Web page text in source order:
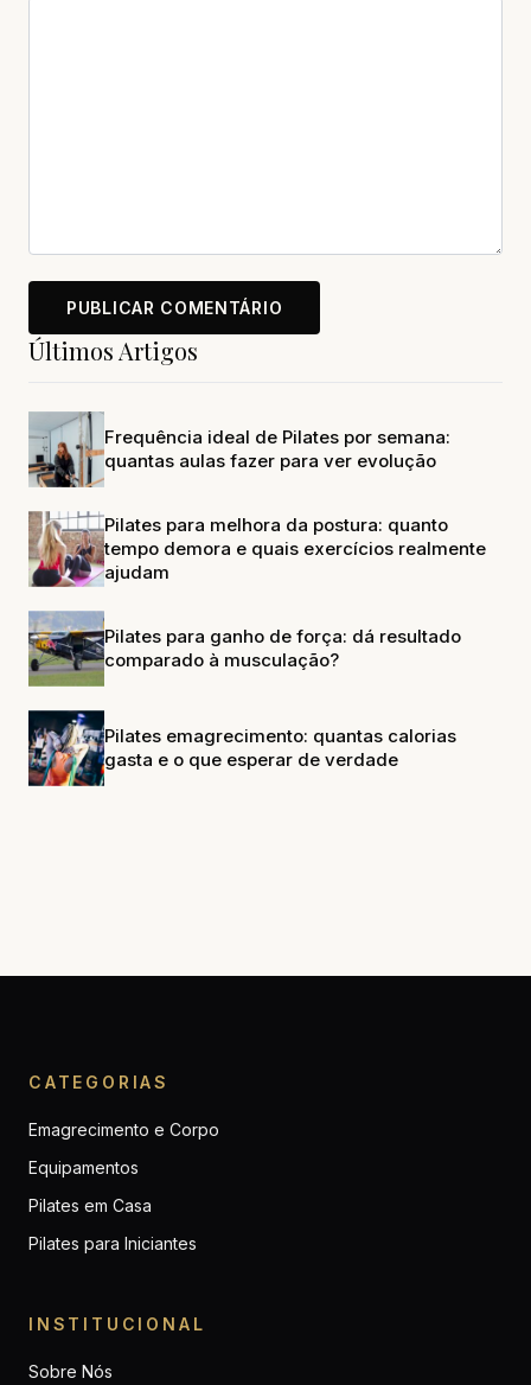
Últimos Artigos
Frequência ideal de Pilates por semana:
quantas aulas fazer para ver evolução
Pilates para melhora da postura: quanto
tempo demora e quais exercícios realmente
ajudam
Pilates para ganho de força: dá resultado
comparado à musculação?
Pilates emagrecimento: quantas calorias
gasta e o que esperar de verdade
CATEGORIAS
Emagrecimento e Corpo
Equipamentos
Pilates em Casa
Pilates para Iniciantes
INSTITUCIONAL
Sobre Nós